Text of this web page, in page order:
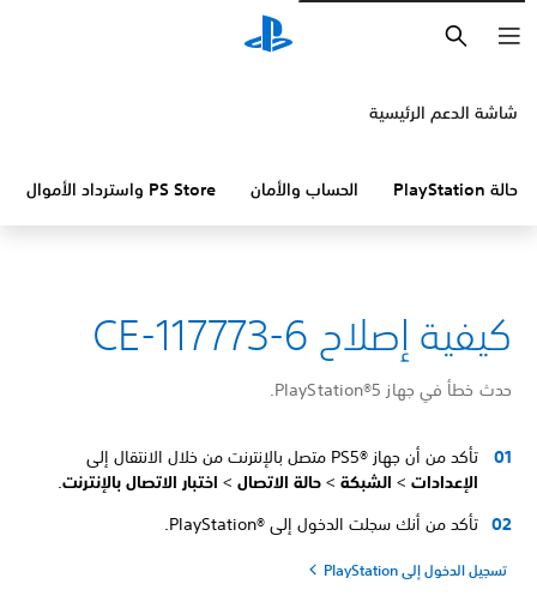
شاشة الدعم الرئيسية
حالة PlayStation الحساب والأمان PS Store واسترداد الأموال
كيفية إصلاح CE-117773-6
حدث خطأ في جهاز PlayStation®5.
تأكد من أن جهاز PS5®‎ متصل بالإنترنت من خلال الانتقال إلى
الإعدادات > الشبكة > حالة الاتصال > اختبار الاتصال بالإنترنت.
تأكد من أنك سجلت الدخول إلى PlayStation®‎.
تسجيل الدخول إلى PlayStation